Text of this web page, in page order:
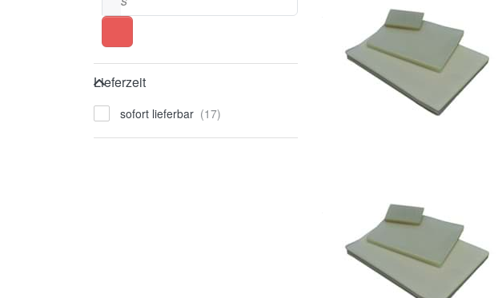
Lieferzeit
Lieferzeit
sofort lieferbar